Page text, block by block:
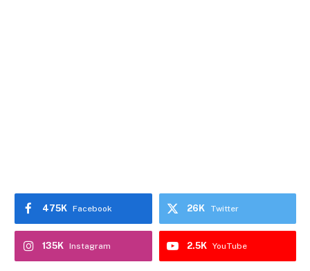
Facebook
475K Twitter
26K
Instagram
135K YouTube
2.5K